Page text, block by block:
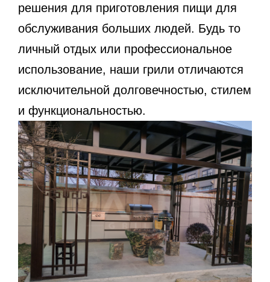
решения для приготовления пищи для
обслуживания больших людей. Будь то
личный отдых или профессиональное
использование, наши грили отличаются
исключительной долговечностью, стилем
и функциональностью.